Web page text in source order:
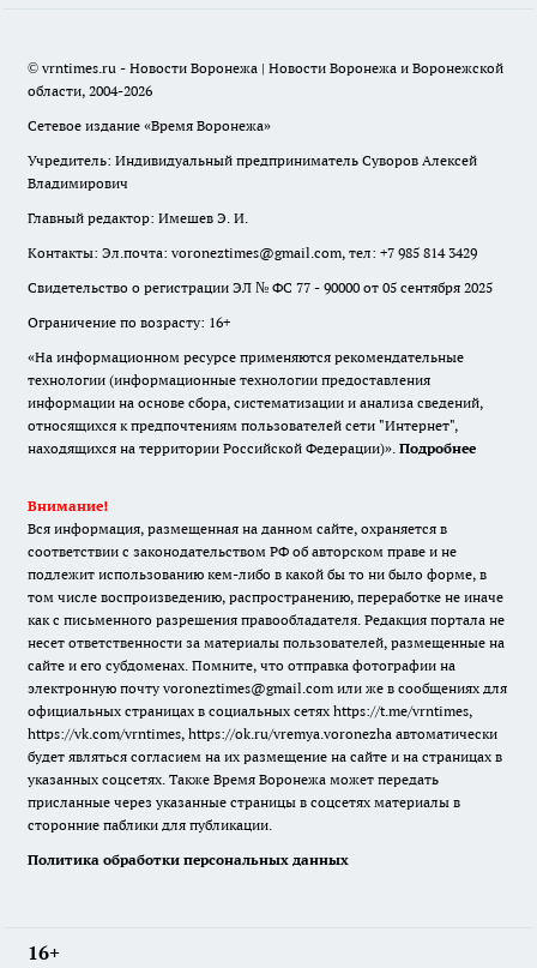
© vrntimes.ru - Новости Воронежа | Новости Воронежа и Воронежской
области, 2004-2026
Сетевое издание «Время Воронежа»
Учредитель: Индивидуальный предприниматель Суворов Алексей
Владимирович
Главный редактор: Имешев Э. И.
Контакты: Эл.почта: voroneztimes@gmail.com, тел: +7 985 814 3429
Свидетельство о регистрации ЭЛ № ФС 77 - 90000 от 05 сентября 2025
Ограничение по возрасту: 16+
«На информационном ресурсе применяются рекомендательные
технологии (информационные технологии предоставления
информации на основе сбора, систематизации и анализа сведений,
относящихся к предпочтениям пользователей сети "Интернет",
находящихся на территории Российской Федерации)». Подробнее
Внимание!
Вся информация, размещенная на данном сайте, охраняется в
соответствии с законодательством РФ об авторском праве и не
подлежит использованию кем-либо в какой бы то ни было форме, в
том числе воспроизведению, распространению, переработке не иначе
как с письменного разрешения правообладателя. Редакция портала не
несет ответственности за материалы пользователей, размещенные на
сайте и его субдоменах. Помните, что отправка фотографии на
электронную почту voroneztimes@gmail.com или же в сообщениях для
официальных страницах в социальных сетях https://t.me/vrntimes,
https://vk.com/vrntimes, https://ok.ru/vremya.voronezha автоматически
будет являться согласием на их размещение на сайте и на страницах в
указанных соцсетях. Также Время Воронежа может передать
присланные через указанные страницы в соцсетях материалы в
сторонние паблики для публикации.
Политика обработки персональных данных
16+